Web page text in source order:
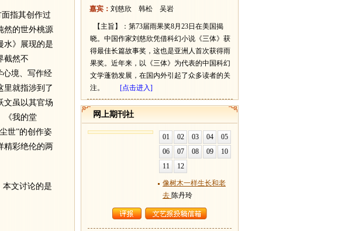
指其创作过
然的世外桃源
水》展现的是
截然不
心境、写作经
里就指涉到了
文虽以其官场
《我的堂
世”的创作姿
精彩绝伦的两
文讨论的是
嘉宾： 刘慈欣 韩松 吴岩
【主旨】：第73届雨果奖8月23日在美国揭
晓。中国作家刘慈欣凭借科幻小说《三体》获
得最佳长篇故事奖，这也是亚洲人首次获得雨
果奖。近年来，以《三体》为代表的中国科幻
文学蓬勃发展，在国内外引起了众多读者的关
注。
[点击进入]
网上期刊社
01 02 03 04
05
06
07 08 09
10
11
12
像树木一样生长和老
去 陈丹玲